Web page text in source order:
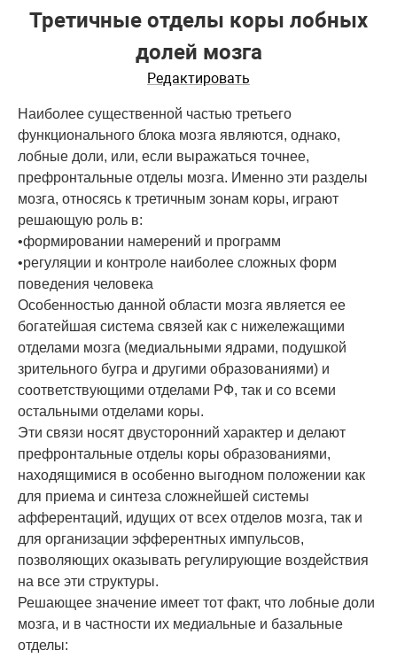
Третичные отделы коры лобных
долей мозга
Редактировать
Наиболее существенной частью третьего
функционального блока мозга являются, однако,
лобные доли, или, если выражаться точнее,
префронтальные отделы мозга. Именно эти разделы
мозга, относясь к третичным зонам коры, играют
решающую роль в:
•формировании намерений и программ
•регуляции и контроле наиболее сложных форм
поведения человека
Особенностью данной области мозга является ее
богатейшая система связей как с нижележащими
отделами мозга (медиальными ядрами, подушкой
зрительного бугра и другими образованиями) и
соответствующими отделами РФ, так и со всеми
остальными отделами коры.
Эти связи носят двусторонний характер и делают
префронтальные отделы коры образованиями,
находящимися в особенно выгодном положении как
для приема и синтеза сложнейшей системы
афферентаций, идущих от всех отделов мозга, так и
для организации эфферентных импульсов,
позволяющих оказывать регулирующие воздействия
на все эти структуры.
Решающее значение имеет тот факт, что лобные доли
мозга, и в частности их медиальные и базальные
отделы: